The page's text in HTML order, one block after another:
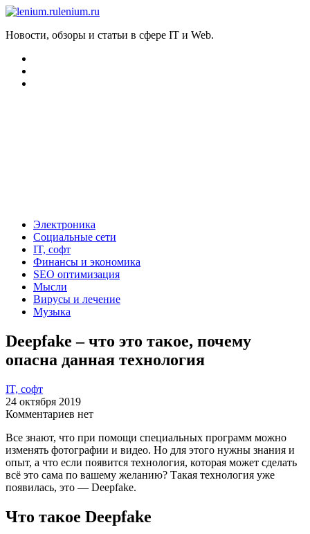
lenium.ru
Новости, обзоры и статьи в сфере IT и Web.
Электроника
Социальные сети
IT, софт
Финансы и экономика
SEO оптимизация
Мысли
Вирусы и лечение
Музыка
Deepfake – что это такое, почему
опасна данная технология
IT, софт
24 октября 2019
Комментариев нет
Все знают, что при помощи специальных программ можно
изменять фотографии и видео. Но для этого нужны знания и
опыт, а что если появится технология, которая может сделать
всё это сама по вашему желанию? Такая технология уже
появилась, это — Deepfake.
Что такое Deepfake